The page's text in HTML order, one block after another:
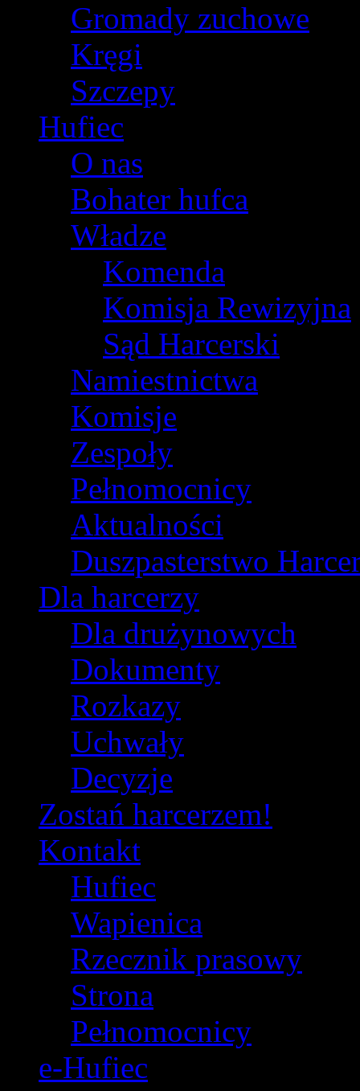
Gromady zuchowe
Kręgi
Szczepy
Hufiec
O nas
Bohater hufca
Władze
Komenda
Komisja Rewizyjna
Sąd Harcerski
Namiestnictwa
Komisje
Zespoły
Pełnomocnicy
Aktualności
Duszpasterstwo
Dla harcerzy
Dla drużynowych
Dokumenty
Rozkazy
Uchwały
Decyzje
Zostań harcerzem!
Kontakt
Hufiec
Wapienica
Rzecznik prasowy
Strona
Pełnomocnicy
e-Hufiec